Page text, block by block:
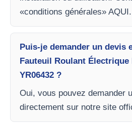
«conditions générales» AQUI.
Puis-je demander un devis
Fauteuil Roulant
YR06432 ?
Oui, vous pouvez demander
directement sur notre site